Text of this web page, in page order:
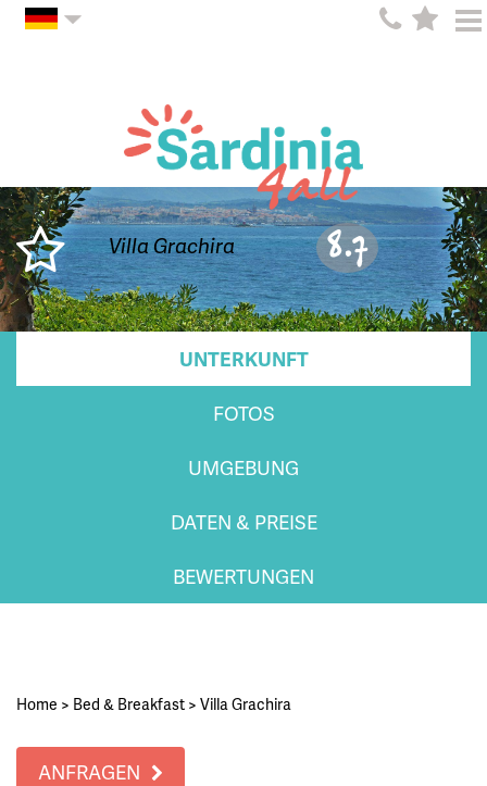
Villa Grachira 8.7
UNTERKUNFT
FOTOS
UMGEBUNG
DATEN & PREISE
BEWERTUNGEN
Home > Bed & Breakfast > Villa Grachira
ANFRAGEN